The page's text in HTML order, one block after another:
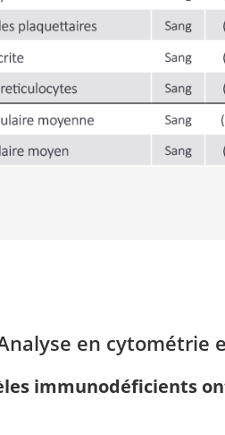
en cytométrie
immunodéficients